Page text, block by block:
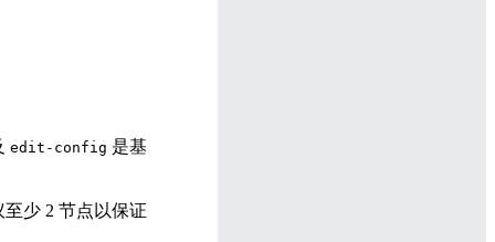
edit-config 是基
少 2 节点以保证